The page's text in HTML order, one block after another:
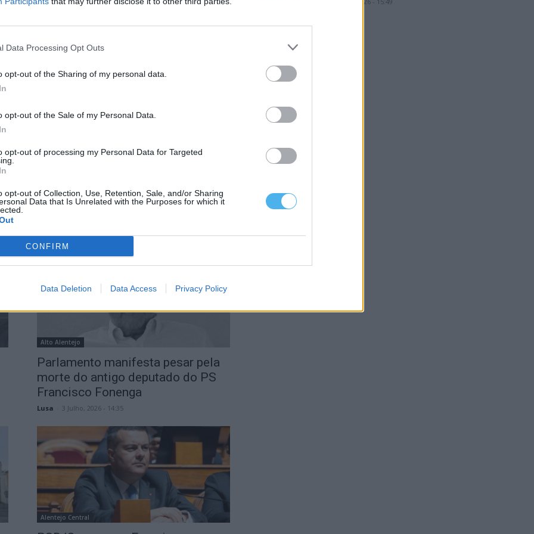
Data Processing Opt Outs
opt-out of the Sharing of my personal data.
opt-out of the Sale of my Personal Data.
opt-out of processing my Personal Data for Targeted
opt-out of Collection, Use, Retention, Sale, and/or Sharing
Data that Is Unrelated with the Purposes for which it
CONFIRM
Data Deletion Data Access Privacy Policy
Parlamento recomenda preço
mínimo para a lã e criação de
lavadouro nacional
Parlamento recomenda plano
Grande do Zambujeiro, em Évora
Luís Diabão
Alto Alentejo
Parlamento manifesta pesar pela
morte do antigo deputado do PS
Francisco Fonenga
Lusa 3 Julho, 2026 - 14:35
Alentejo Central